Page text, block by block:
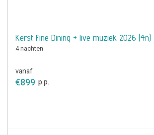
Kerst Fine Dining + live muziek 2026 (4n)
4 nachten
vanaf
€899 p.p.